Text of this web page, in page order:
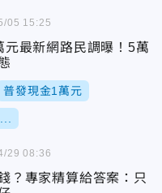
元最新網路民調曝！5萬
普發現金1萬元
05 15:25
？專家精算給答案：只
29 08:36